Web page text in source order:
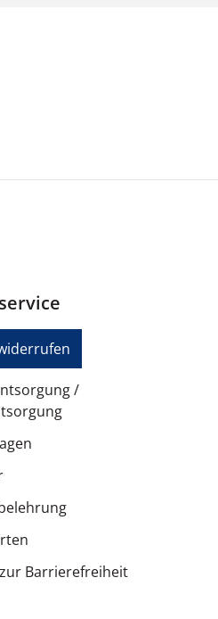
/
Barrierefreiheit